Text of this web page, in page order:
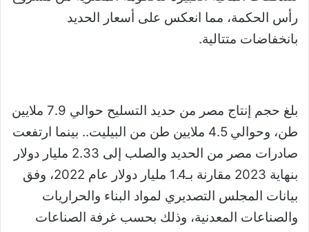
رأس الحكمة، مما انعكس على أسعار الحديد
بانخفاضات متتالية.
بلغ حجم إنتاج مصر من حديد التسليح حوالي 7.9 ملايين
طن، وحوالي 4.5 ملايين طن من البيليت.. بينما ارتفعت
صادرات مصر من الحديد والصلب إلى 2.33 مليار دولار
بنهاية 2023 مقارنة بـ1.4 مليار دولار عام 2022، وفق
بيانات المجلس التصديري لمواد البناء والحراريات
والصناعات المعدنية، وذلك بحسب غرفة الصناعات